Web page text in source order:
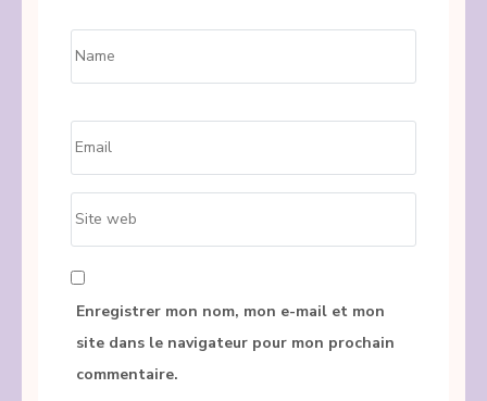
Enregistrer mon nom, mon e-mail et mon
site dans le navigateur pour mon prochain
commentaire.